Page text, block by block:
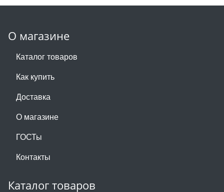
О магазине
Каталог товаров
Как купить
Доставка
О магазине
ГОСТы
Контакты
Каталог товаров